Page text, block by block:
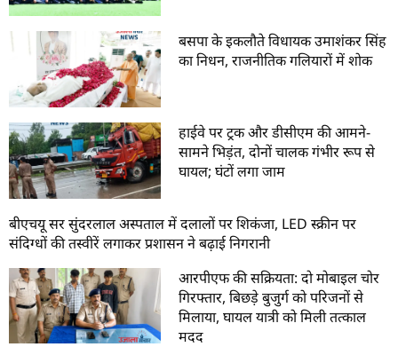
बसपा के इकलौते विधायक उमाशंकर सिंह
का निधन, राजनीतिक गलियारों में शोक
हाईवे पर ट्रक और डीसीएम की आमने-
सामने भिड़ंत, दोनों चालक गंभीर रूप से
घायल; घंटों लगा जाम
बीएचयू सर सुंदरलाल अस्पताल में दलालों पर शिकंजा, LED स्क्रीन पर
संदिग्धों की तस्वीरें लगाकर प्रशासन ने बढ़ाई निगरानी
आरपीएफ की सक्रियता: दो मोबाइल चोर
गिरफ्तार, बिछड़े बुजुर्ग को परिजनों से
मिलाया, घायल यात्री को मिली तत्काल
मदद